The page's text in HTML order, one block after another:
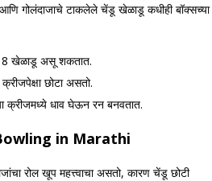
गोलंदाजाचे टाकलेले चेंडू खेळाडू कधीही बॉक्सच्या
8 खेळाडू असू शकतात.
छोटा असतो.
क्रीजमध्ये धाव घेऊन रन बनवतात.
in Marathi
रोल खूप महत्त्वाचा असतो, कारण चेंडू छोटी